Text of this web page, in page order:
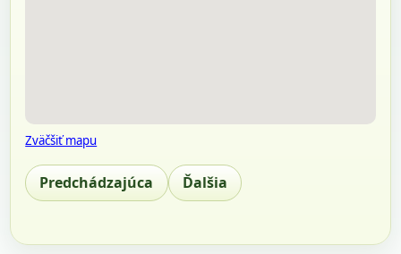
Zväčšiť mapu
Predchádzajúca Ďalšia